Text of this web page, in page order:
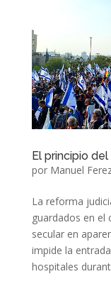
El principio
por Manuel
La reforma
guardados en el
secular en
impide la
hospitales